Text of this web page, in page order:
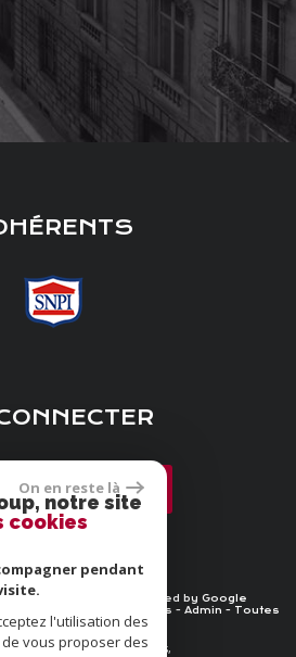
CONNECTER
propriétaire
| Traduction powered by Google
Liens - Admin - Toutes
-Politique RGPD
compatible multi-supports,
On en reste là
notre site
cookies
pendant
l'utilisation des
vous proposer des